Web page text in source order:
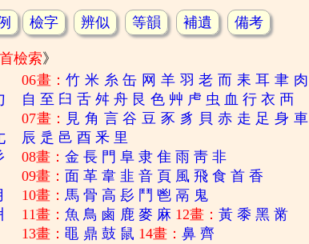
檢字 辨似 等韻 補遺 備考
檢索》
06畫：竹 米 糸 缶 网 羊 羽 老 而 耒 耳 聿 肉
自 至 臼 舌 舛 舟 艮 色 艸 虍 虫 血 行 衣 襾
07畫： 見 角 言 谷 豆 豕 豸 貝 赤 走 足 身 車
辰 辵 邑 酉 釆 里
08畫：金 長 門 阜 隶 隹 雨 靑 非
09畫： 面 革 韋 韭 音 頁 風 飛 食 首 香
10畫：馬 骨 高 髟 鬥 鬯 鬲 鬼
11畫：魚 鳥 鹵 鹿 麥 麻 12畫：黃 黍 黑 黹
13畫：黽 鼎 鼓 鼠 14畫：鼻 齊